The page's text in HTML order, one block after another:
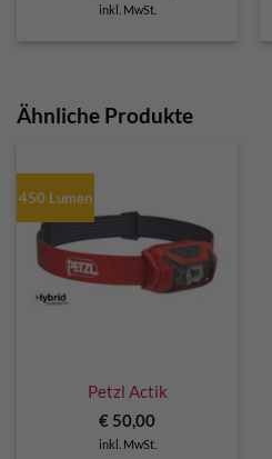
inkl. MwSt.
Ähnliche Produkte
450 Lumen
Petzl Actik
€ 50,00
inkl. MwSt.